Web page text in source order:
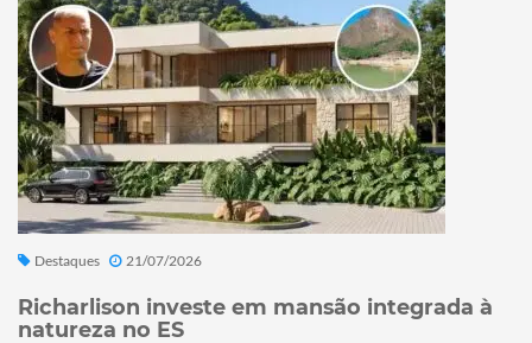
Destaques 21/07/2026
Richarlison investe em mansão integrada à
natureza no ES